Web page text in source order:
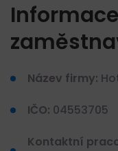
Název firmy:
IČO: 04553705
Kontaktní